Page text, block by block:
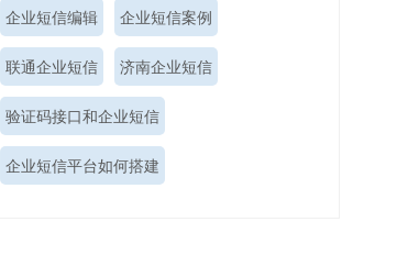
企业短信编辑 企业短信案例
联通企业短信 济南企业短信
验证码接口和企业短信
企业短信平台如何搭建